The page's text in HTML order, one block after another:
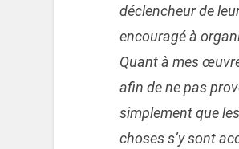
déclencheur de
encouragé à
Quant à mes
afin de ne pas
simplement que
choses s’y sont